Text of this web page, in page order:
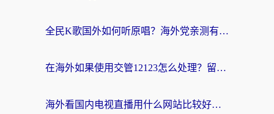
全民K歌国外如何听原唱？海外党亲测有效的回国加速器选择指南
在海外如果使用交管12123怎么处理？留学生亲测有效的回国加速方案
海外看国内电视直播用什么网站比较好？一篇解决你所有追剧难题的实用指南